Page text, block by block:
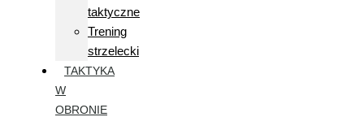
taktyczne
Trening
strzelecki
TAKTYKA
W
OBRONIE